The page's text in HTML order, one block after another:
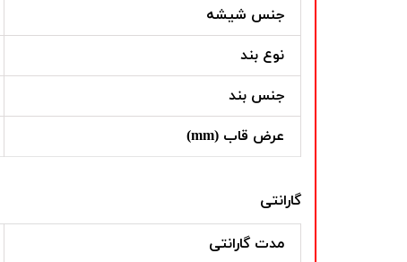
جنس شیشه
نوع بند
جنس بند
عرض قاب (mm)
گارانتی
مدت گارانتی